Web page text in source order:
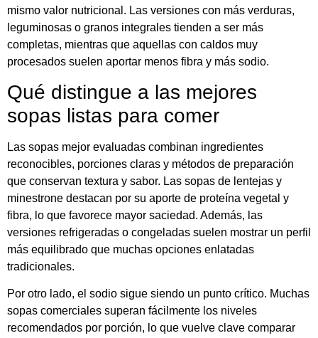
mismo valor nutricional. Las versiones con más verduras,
leguminosas o granos integrales tienden a ser más
completas, mientras que aquellas con caldos muy
procesados suelen aportar menos fibra y más sodio.
Qué distingue a las mejores
sopas listas para comer
Las sopas mejor evaluadas combinan ingredientes
reconocibles, porciones claras y métodos de preparación
que conservan textura y sabor. Las sopas de lentejas y
minestrone destacan por su aporte de proteína vegetal y
fibra, lo que favorece mayor saciedad. Además, las
versiones refrigeradas o congeladas suelen mostrar un perfil
más equilibrado que muchas opciones enlatadas
tradicionales.
Por otro lado, el sodio sigue siendo un punto crítico. Muchas
sopas comerciales superan fácilmente los niveles
recomendados por porción, lo que vuelve clave comparar